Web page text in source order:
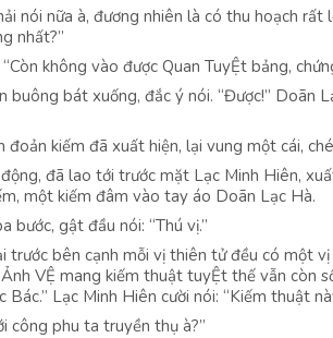
nói nữa à, đương nhiên là có thu hoạch rất
nhất?”
không vào được Quan TuyỆt bảng,
buông bát xuống, đắc ý nói. “Được!” Doãn
kiếm đã xuất hiện, lại vung một cái,
đã lao tới trước mặt Lạc Minh Hiên,
một kiếm đâm vào tay áo Doãn Lạc Hà.
gật đầu nói: “Thú vị.”
bên cạnh mỗi vị thiên tử đều có một
VỆ mang kiếm thuật tuyỆt thế vẫn còn
Lạc Minh Hiên cười nói: “Kiếm thuật
công phu ta truyền thụ à?”